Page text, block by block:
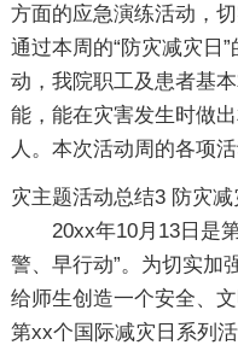
方面的应急演练活动，
通过本周的“防灾减灾日
动，我院职工及患者基
能，能在灾害发生时做
人。本次活动周的各项
灾主题活动总结3
20xx年10月13日是
警、早行动”。为切实加
给师生创造一个安全、
第xx个国际减灾日系列
防灾